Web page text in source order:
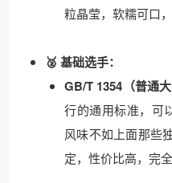
粒晶莹，软糯可口
🥈 基础选手：
GB/T 1354（普通大
行的通用标准，可
风味不如上面那些
定，性价比高，完全